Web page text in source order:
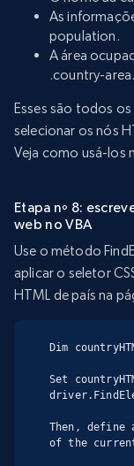
As
population.
A área
.country-area.
Esses são todos os
selecionar os nós
Veja como usá-los
Etapa nº 8:
web no VBA
Use o método
aplicar o seletor
HTML de país na
Dim
Set
Then, define
of the